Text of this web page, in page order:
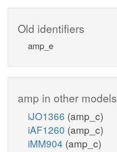
Old identifiers
amp_e
amp in other models
iJO1366 (amp_c)
iAF1260 (amp_c)
iMM904 (amp_c)